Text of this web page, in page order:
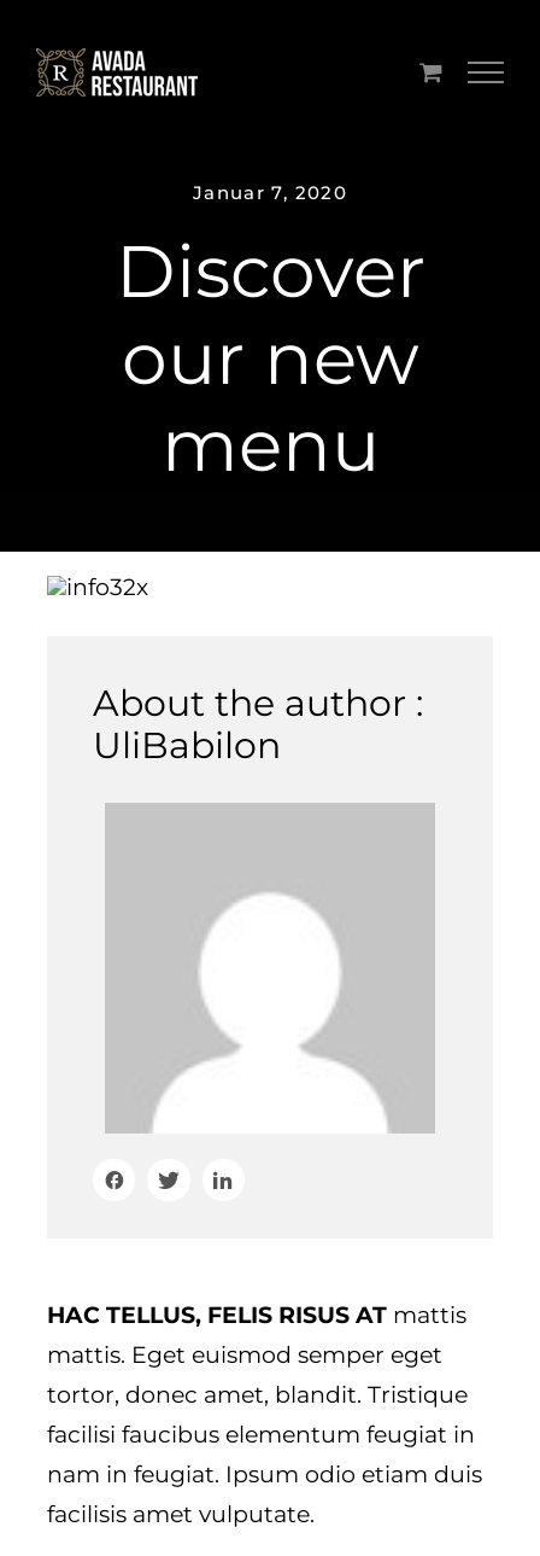
Inhalt
springen
Januar 7, 2020
Discover
our new
menu
About the author :
UliBabilon
HAC TELLUS, FELIS RISUS ATmattis
mattis. Eget euismod semper eget
tortor, donec amet, blandit. Tristique
facilisi faucibus elementum feugiat in
nam in feugiat. Ipsum odio etiam duis
facilisis amet vulputate.